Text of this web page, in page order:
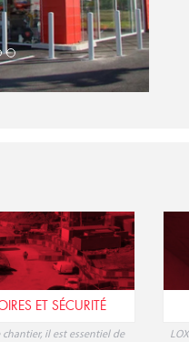
ET SÉCURITÉ
il est essentiel de